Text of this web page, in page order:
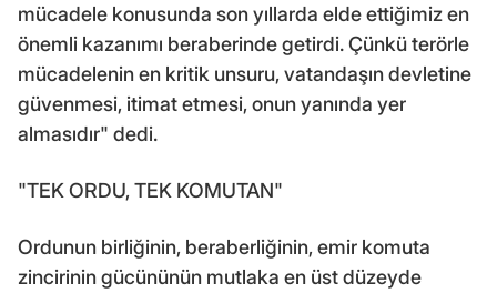
mücadele konusunda son yıllarda elde ettiğimiz en
önemli kazanımı beraberinde getirdi. Çünkü terörle
mücadelenin en kritik unsuru, vatandaşın devletine
güvenmesi, itimat etmesi, onun yanında yer
almasıdır" dedi.
"TEK ORDU, TEK KOMUTAN"
Ordunun birliğinin, beraberliğinin, emir komuta
zincirinin gücününün mutlaka en üst düzeyde